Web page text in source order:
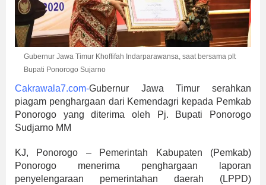
Gubernur Jawa Timur Khoffifah Indarparawansa, saat bersama plt
Bupati Ponorogo Sujarno
Cakrawala7.com-Gubernur Jawa Timur serahkan
piagam penghargaan dari Kemendagri kepada Pemkab
Ponorogo yang diterima oleh Pj. Bupati Ponorogo
Sudjarno MM
KJ, Ponorogo – Pemerintah Kabupaten (Pemkab)
Ponorogo menerima penghargaan laporan
penyelengaraan pemerintahan daerah (LPPD)